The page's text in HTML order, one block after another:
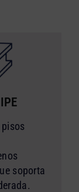
soporta